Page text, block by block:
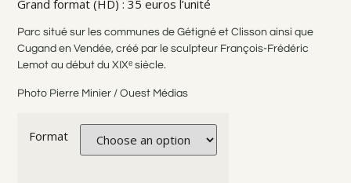
Grand format (HD) : 35 euros l’unité
Parc situé sur les communes de Gétigné et Clisson ainsi que
Cugand en Vendée, créé par le sculpteur François-Frédéric
Lemot au début du XIXᵉ siècle.
Photo Pierre Minier / Ouest Médias
Format